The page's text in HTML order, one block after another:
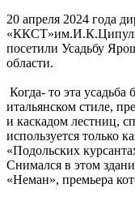
20 апреля 2024 года
посетили Усадьбу
области.
Когда- то эта
итальянском стиле,
и каскадом лестниц,
используется только
«Подольских
Снимался в этом
«Неман», премьера